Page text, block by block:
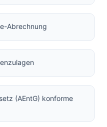
Abrechnung
(AEntG) konforme